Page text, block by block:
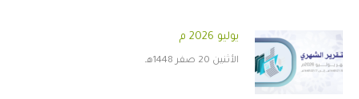
يوليو 2026 م
الأثنين 20 صفر 1448هـ